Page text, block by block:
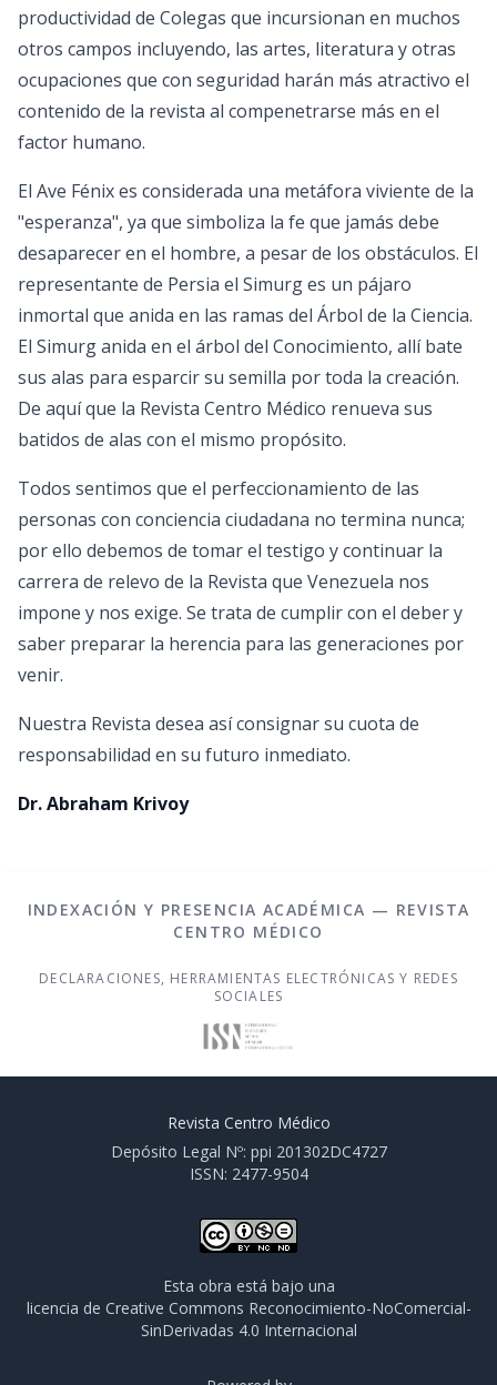
productividad de Colegas que incursionan en muchos
otros campos incluyendo, las artes, literatura y otras
ocupaciones que con seguridad harán más atractivo el
contenido de la revista al compenetrarse más en el
factor humano.
El Ave Fénix es considerada una metáfora viviente de la
"esperanza", ya que simboliza la fe que jamás debe
desaparecer en el hombre, a pesar de los obstáculos. El
representante de Persia el Simurg es un pájaro
inmortal que anida en las ramas del Árbol de la Ciencia.
El Simurg anida en el árbol del Conocimiento, allí bate
sus alas para esparcir su semilla por toda la creación.
De aquí que la Revista Centro Médico renueva sus
batidos de alas con el mismo propósito.
Todos sentimos que el perfeccionamiento de las
personas con conciencia ciudadana no termina nunca;
por ello debemos de tomar el testigo y continuar la
carrera de relevo de la Revista que Venezuela nos
impone y nos exige. Se trata de cumplir con el deber y
saber preparar la herencia para las generaciones por
venir.
Nuestra Revista desea así consignar su cuota de
responsabilidad en su futuro inmediato.
Dr. Abraham Krivoy
INDEXACIÓN Y PRESENCIA ACADÉMICA — REVISTA
CENTRO MÉDICO
DECLARACIONES, HERRAMIENTAS ELECTRÓNICAS Y REDES
SOCIALES
Revista Centro Médico
Depósito Legal Nº: ppi 201302DC4727
ISSN: 2477-9504
Esta obra está bajo una
licencia de Creative Commons Reconocimiento-NoComercial-
SinDerivadas 4.0 Internacional